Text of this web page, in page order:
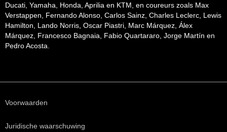
Ducati, Yamaha, Honda, Aprilia en KTM, en coureurs zoals Max
Verstappen, Fernando Alonso, Carlos Sainz, Charles Leclerc, Lewis
Hamilton, Lando Norris, Oscar Piastri, Marc Márquez, Álex
Márquez, Francesco Bagnaia, Fabio Quartararo, Jorge Martín en
Pedro Acosta.
Voorwaarden
Juridische waarschuwing